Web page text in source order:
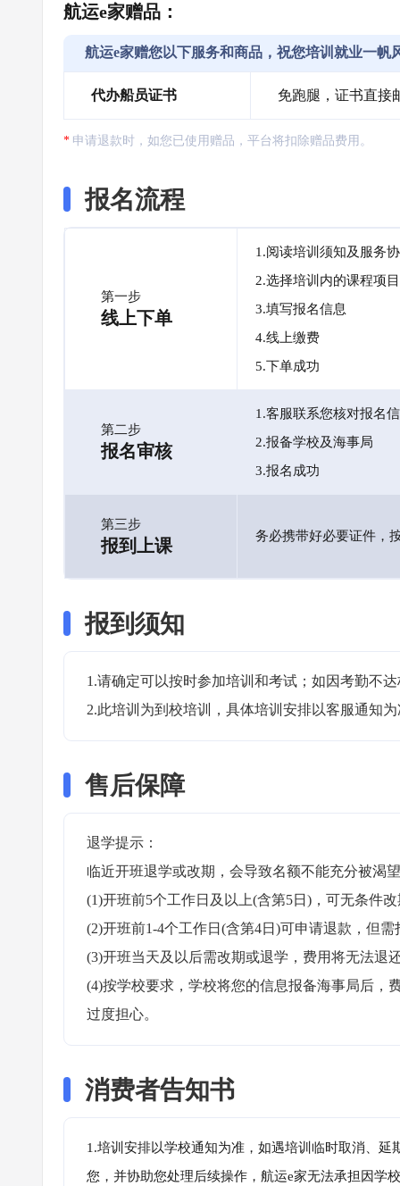
航运e家赠品：
航运e家赠您以下服务和商品，祝您培训就业一帆
代办船员证书 免跑腿，证书直接
申请退款时，如您已使用赠品，平台将扣除赠品费用。
报名流程
第一步
线上下单
1.阅读培训须知及服务
2.选择培训内的课程项目
3.填写报名信息
4.线上缴费
5.下单成功
第二步
报名审核
1.客服联系您核对报名
2.报备学校及海事局
3.报名成功
第三步
报到上课 务必携带好必要证件，
报到须知
1.请确定可以按时参加培训和考试；如因考勤不
2.此培训为到校培训，具体培训安排以客服通知
售后保障
退学提示：
临近开班退学或改期，会导致名额不能充分被渴
(1)开班前5个工作日及以上(含第5日)，可无条件
(2)开班前1-4个工作日(含第4日)可申请退款，但
(3)开班当天及以后需改期或退学，费用将无法退
(4)按学校要求，学校将您的信息报备海事局后，
过度担心。
消费者告知书
1.培训安排以学校通知为准，如遇培训临时取消、
您，并协助您处理后续操作，航运e家无法承担因学